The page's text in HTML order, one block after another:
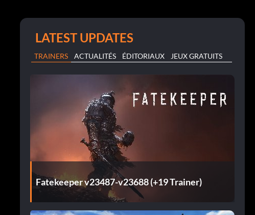
LATEST UPDATES
TRAINERS ACTUALITÉS ÉDITORIAUX JEUX GRATUITS
Fatekeeper v23487-v23688 (+19 Trainer)